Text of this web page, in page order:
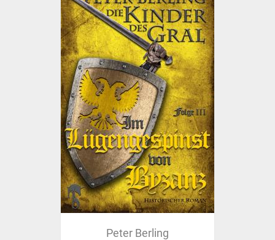
Peter Berling